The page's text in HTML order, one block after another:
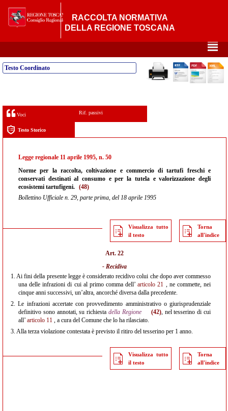
RACCOLTA NORMATIVA
DELLA REGIONE TOSCANA
²
Testo Coordinato
Voci Rif. passivi
Testo Storico
Legge regionale 11 aprile 1995, n. 50
Norme per la raccolta, coltivazione e commercio di tartufi freschi e
conservati destinati al consumo e per la tutela e valorizzazione degli
ecosistemi tartufigeni. (48)
Bollettino Ufficiale n. 29, parte prima, del 18 aprile 1995
Visualizza tutto
il testo
Torna
all'indice
Art. 22
- Recidiva
1.Ai fini della presente legge è considerato recidivo colui che dopo aver commesso
una delle infrazioni di cui al primo comma dell’articolo 21 , ne commette, nei
cinque anni successivi, un’altra, ancorché diversa dalla precedente.
2.Le infrazioni accertate con provvedimento amministrativo o giurisprudenziale
definitivo sono annotati, su richiestadella Regione (42), nel tesserino di cui
all’ articolo 11 , a cura del Comune che lo ha rilasciato.
3. Alla terza violazione contestata è previsto il ritiro del tesserino per 1 anno.
Visualizza tutto
il testo
Torna
all'indice